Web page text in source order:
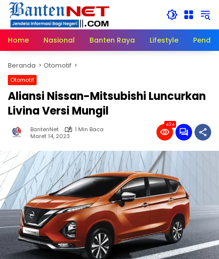
Langsung
konten
Home
Nasional Banten Raya Lifestyle
Beranda Otomotif
Otomotif
Aliansi Nissan-Mitsubishi Luncurkan
Livina Versi Mungil
BantenNet
1 Min Baca
Maret 14, 2023
434